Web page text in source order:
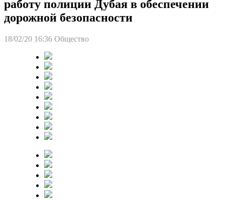
работу полиции Дубая в обеспечении
дорожной безопасности
18/02/20 16:36 Общество